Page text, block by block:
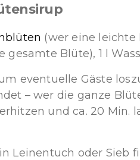
(wer eine
Blüte), 1 l
eventuelle Gäste
– wer die ganze
und ca. 20 Min.
Leinentuch oder